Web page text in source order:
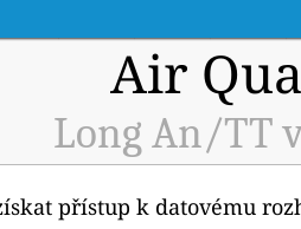
Air
Long An/TT
přístup k datovému